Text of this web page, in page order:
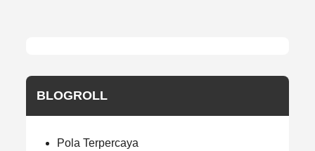
BLOGROLL
Pola Terpercaya